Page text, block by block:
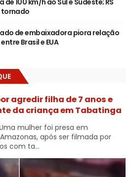
100 km/h ao Sul e Sudeste; RS
tornado
de embaixadora piora relação
Brasil e EUA
agredir filha de 7 anos e
da criança em Tabatinga
mulher foi presa em
após ser filmada por
com ta...